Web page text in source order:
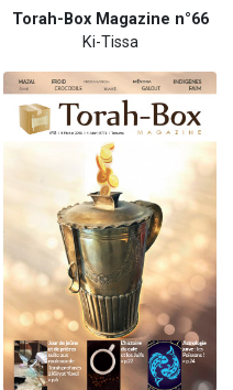
Torah-Box Magazine n°66
Ki-Tissa